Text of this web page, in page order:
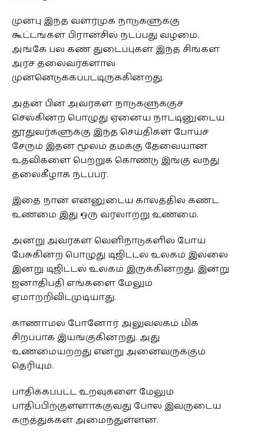
முன்பு இந்த வளர்முக நாடுகளுக்கு
கூட்டங்கள் பிரான்சில் நடப்பது வழமை.
அங்கே பல கண் துடைப்புகள் இந்த சிங்கள
அரச தலைவர்களால்
முன்னெடுக்கப்பட்டிருக்கின்றது.
அதன் பின் அவர்கள் நாடுகளுக்குச்
செல்கின்ற பொழுது ஏனைய நாட்டினுடைய
தூதுவர்களுக்கு இந்த செய்திகள் போய்ச்
சேரும் இதன் மூலம் தமக்கு தேவையான
உதவிகளை பெற்றுக் கொண்டு இங்கு வந்து
தலைகீழாக நடப்பர்.
இதை நான் என்னுடைய காலத்தில் கண்ட
உண்மை இது ஒரு வரலாற்று உண்மை.
அன்று அவர்கள் வெளிநாடுகளில் போய்
பேசுகின்ற பொழுது டிஜிட்டல் உலகம் இல்லை
இன்று டிஜிட்டல் உலகம் இருக்கின்றது. இன்று
ஜனாதிபதி எங்களை மேலும்
ஏமாற்றிவிடமுடியாது.
காணாமல் போனோர் அலுவலகம் மிக
சிறப்பாக இயங்குகின்றது. அது
உண்மையற்றது என்று அனைவருக்கும்
தெரியும்.
பாதிக்கப்பட்ட உறவுகளை மேலும்
பாதிப்பிற்குள்ளாக்குவது போல இவருடைய
கருத்துக்கள் அமைந்துள்ளன.